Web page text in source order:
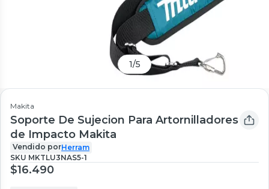
1/5
Makita
Soporte De Sujecion Para Artornilladores
de Impacto Makita
Vendido porHerram
SKU MKTLU3NAS5-1
$16.490